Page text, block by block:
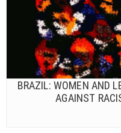
BRAZIL: WOMEN AND
AGAINST